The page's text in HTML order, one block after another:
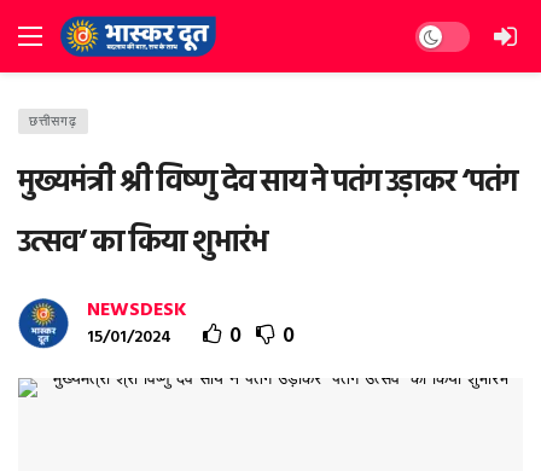
Dark mode
छत्तीसगढ़
मुख्यमंत्री श्री विष्णु देव साय ने पतंग उड़ाकर ‘पतंग
उत्सव‘ का किया शुभारंभ
NEWSDESK
15/01/2024 0 0